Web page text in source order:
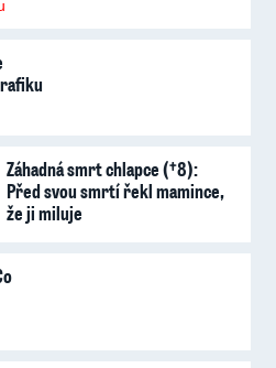
Záhadná smrt chlapce (†8):
Před svou smrtí řekl mamince,
že ji miluje